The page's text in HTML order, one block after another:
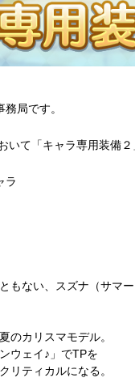
局です。
て「キャラ専用装備２
ラ
もない、スズナ（サマ
のカリスマモデル。
ウェイ♪」でTPを
リティカルになる。